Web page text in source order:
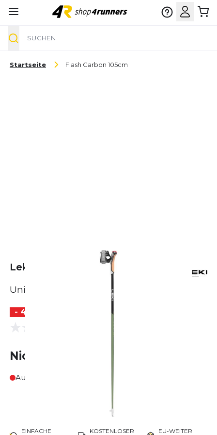
Startseite Flash Carbon 105cm
Leki Flash Carbon 105cm
Unisex
- 40 %
Nicht lieferbar
Ausverkauft
EINFACHE
KOSTENLOSER
EU-WEITER